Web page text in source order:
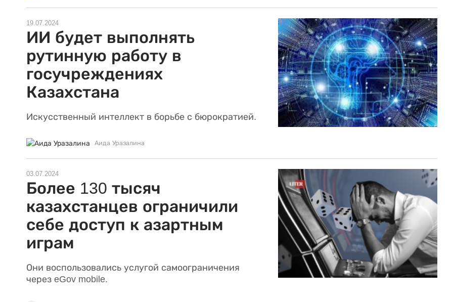
19.07.2024
ИИ будет выполнять
рутинную работу в
госучреждениях
Казахстана
Искусственный интеллект в борьбе с бюрократией.
Аида Уразалина
03.07.2024
Более 130 тысяч
казахстанцев ограничили
себе доступ к азартным
играм
Они воспользовались услугой самоограничения
через eGov mobile.